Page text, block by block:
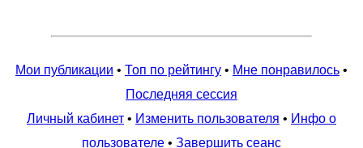
Мои публикации • Топ по рейтингу • Мне понравилось •
Последняя сессия
Личный кабинет • Изменить пользователя • Инфо о
пользователе • Завершить сеанс